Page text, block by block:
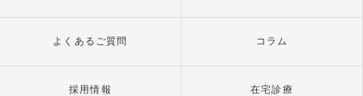
よくあるご質問 コラム
採用情報 在宅診療